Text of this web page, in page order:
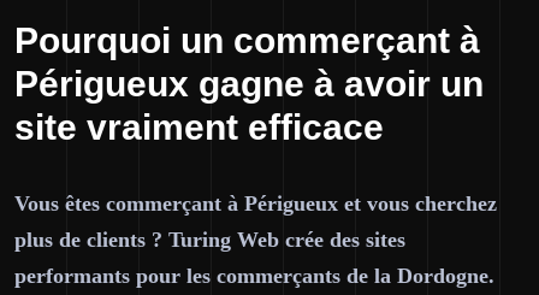
Pourquoi un commerçant à
Périgueux gagne à avoir un
site vraiment efficace
Vous êtes commerçant à Périgueux et vous cherchez
plus de clients ? Turing Web crée des sites
performants pour les commerçants de la Dordogne.